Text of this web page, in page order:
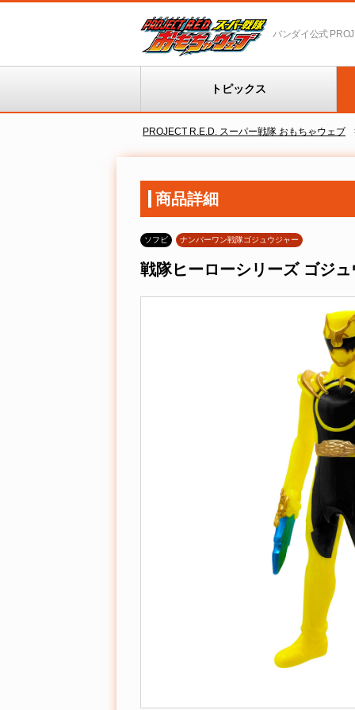
バンダイ公式
トピックス
PROJECT R.E.D. スーパー戦隊 おもちゃウェブ
商品詳細
ソフビ ナンバーワン戦隊ゴジュウジャー
戦隊ヒーローシリーズ ゴジ